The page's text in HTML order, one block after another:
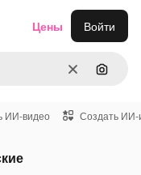
ОчиститьПоиск
Цены Войти
ИИ-видео Создать ИИ-